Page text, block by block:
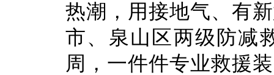
热潮，用接地气、有
市、泉山区两级防减
周，一件件专业救援